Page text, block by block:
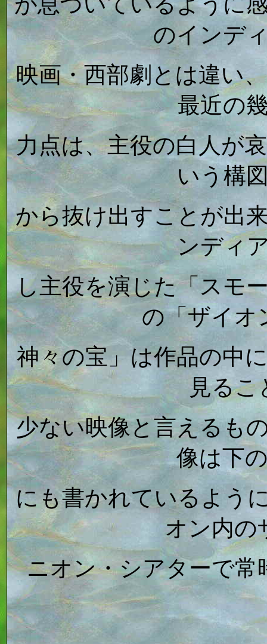
のインデ
映画・西部劇とは違い
最近の
力点は、主役の白人が
いう構
から抜け出すことが出
ンディ
し主役を演じた「スモ
の「ザイ
神々の宝」は作品の中
見るこ
少ない映像と言えるも
像は下
にも書かれているよう
オン内の
ニオン・シアターで